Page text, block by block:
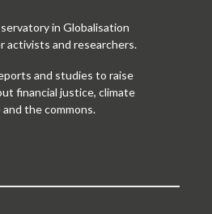
in Globalisation
activists and researchers.
and studies to raise
financial justice, climate
the commons.